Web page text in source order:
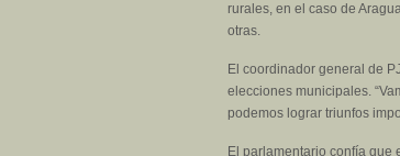
rurales, en el caso de
otras.
El coordinador general de
elecciones municipales.
podemos lograr triunfos
El parlamentario confía que